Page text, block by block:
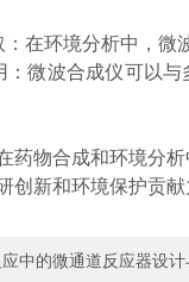
环境分析中，微波
波合成仪可以与
物合成和环境分析
创新和环境保护贡献
中的微通道反应器设